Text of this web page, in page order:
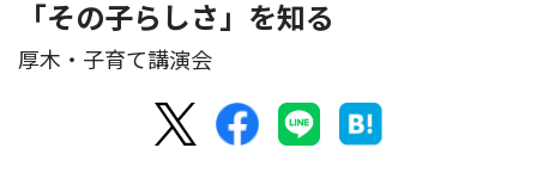
「その子らしさ」を知る
厚木・子育て講演会